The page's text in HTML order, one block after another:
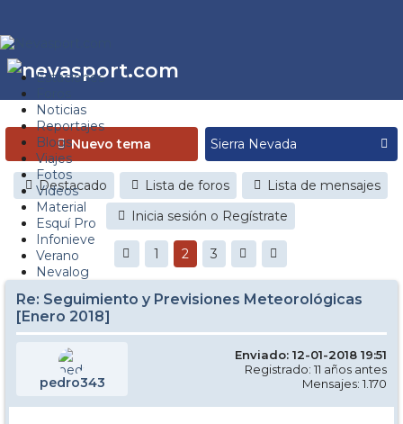
Estaciones
Noticias
Reportajes
Blogs
Viajes
Fotos
Videos
Material
Esquí Pro
Infonieve
Verano
Nevalog
Nuevo tema
Destacado Lista de foros
Lista de mensajes
Inicia sesión o Regístrate
1 2 3
Re: Seguimiento y Previsiones Meteorológicas
[Enero 2018]
pedro343
Enviado: 12-01-2018 19:51
Registrado: 11 años antes
Mensajes: 1.170